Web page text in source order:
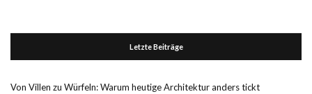
Letzte Beiträge
Von Villen zu Würfeln: Warum heutige Architektur anders tickt